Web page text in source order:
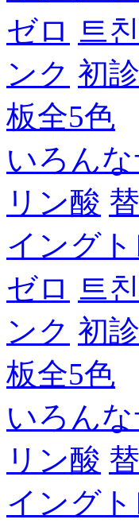
ゼロ 트
ンク 初
板全5色
いろん
リン酸
イング
ゼロ 트
ンク 初
板全5色
いろん
リン酸
イング